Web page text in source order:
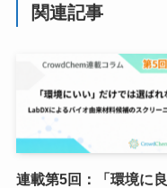
関連記事
連載第5回：「環境に良